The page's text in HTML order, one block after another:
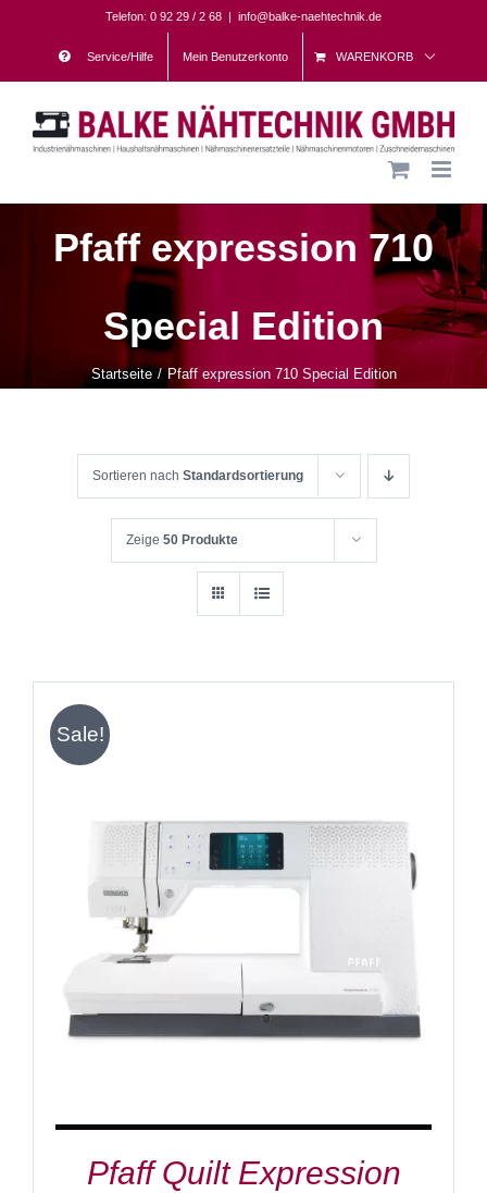
content
Telefon: 0 92 29 / 2 68 | info@balke-naehtechnik.de
Service/Hilfe Mein Benutzerkonto WARENKORB
Pfaff expression 710
Special Edition
Startseite Pfaff expression 710 Special Edition
Sortieren nach Standardsortierung
Zeige 50 Produkte
Sale!
IN DEN WARENKORB
Pfaff Quilt Expression